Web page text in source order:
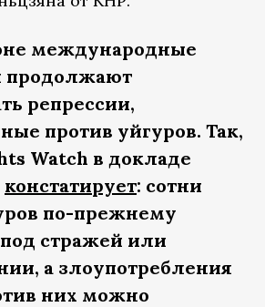
международные
продолжают
репрессии,
против уйгуров. Так,
Watch в докладе
констатирует: сотни
по-прежнему
стражей или
а злоупотребления
них можно